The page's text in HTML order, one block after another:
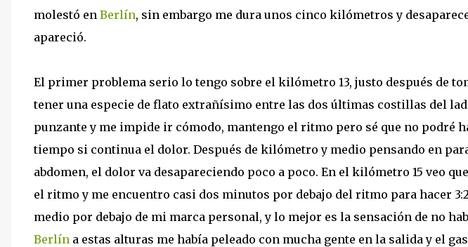
molestó en Berlín, sin embargo me dura unos cinco kilómetros y
apareció.
El primer problema serio lo tengo sobre el kilómetro 13, justo después de
tener una especie de flato extrañísimo entre las dos últimas costillas del
punzante y me impide ir cómodo, mantengo el ritmo pero sé que no podré
tiempo si continua el dolor. Después de kilómetro y medio pensando en
abdomen, el dolor va desapareciendo poco a poco. En el kilómetro 15 veo
el ritmo y me encuentro casi dos minutos por debajo del ritmo para hacer
medio por debajo de mi marca personal, y lo mejor es la sensación de no
Berlín a estas alturas me había peleado con mucha gente en la salida y el